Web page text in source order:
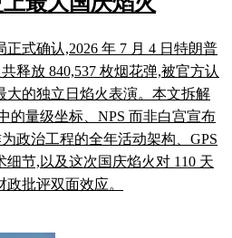
式确认,2026 年 7 月 4 日特朗普
释放 840,537 枚烟花弹,被官方认
大的独立日焰火表演。本文拆解
的量级坐标、NPS 而非白宫宣布
政治工程的全年活动架构、GPS
节,以及这次国庆焰火对 110 天
批评双面效应。